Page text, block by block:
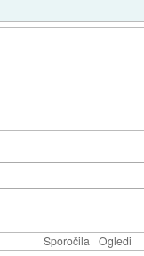
Sporočila Ogledi